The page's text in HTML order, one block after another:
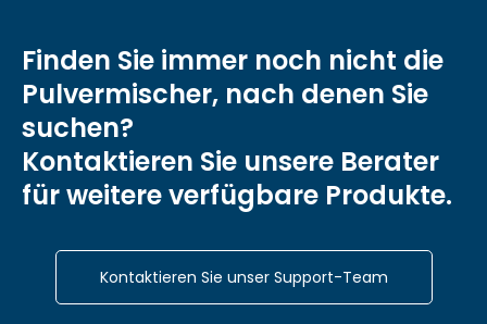
Finden Sie immer noch nicht die
Pulvermischer, nach denen Sie
suchen?
Kontaktieren Sie unsere Berater
für weitere verfügbare Produkte.
Kontaktieren Sie unser Support-Team